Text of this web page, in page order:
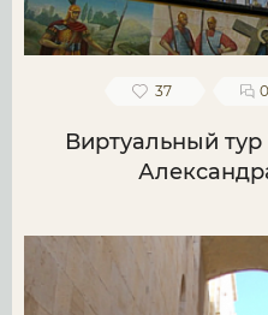
37 0
Виртуальный